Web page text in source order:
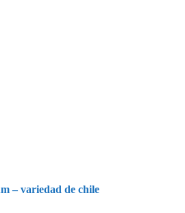
– variedad de chile